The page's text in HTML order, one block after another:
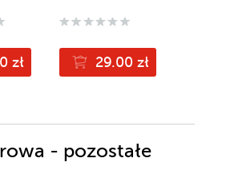
zł 29.00 zł
- pozostałe